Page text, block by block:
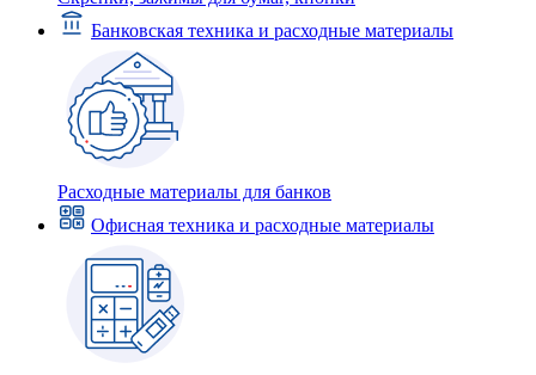
Банковская техника и расходные материалы
Расходные материалы для банков
Офисная техника и расходные материалы